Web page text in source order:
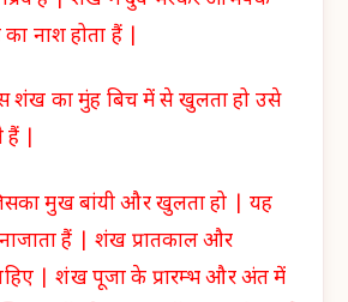
नाश होता हैं |
शंख का मुंह बिच में से खुलता हो उसे
|
मुख बांयी और खुलता हो | यह
हैं | शंख प्रातकाल और
| शंख पूजा के प्रारम्भ और अंत में